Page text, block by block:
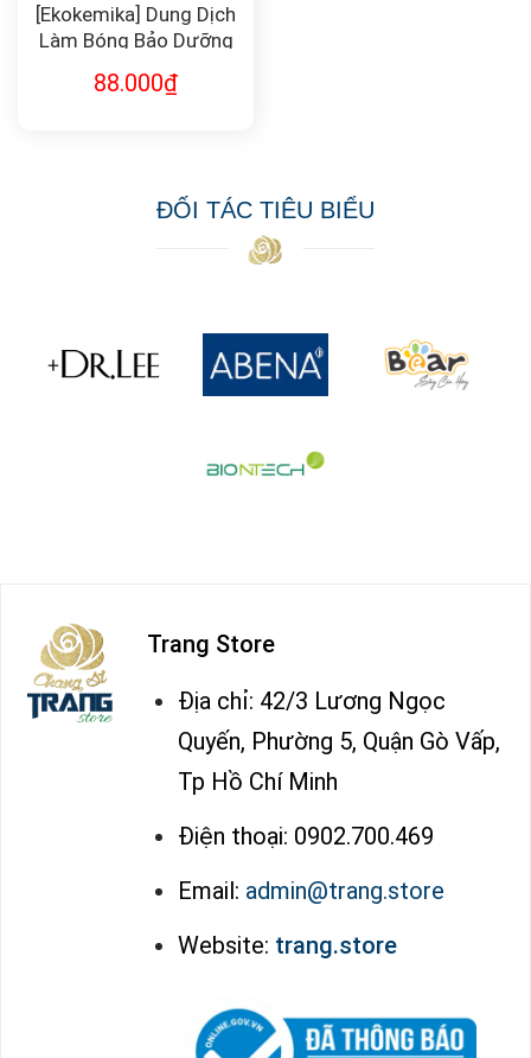
[Ekokemika] Dung Dịch
Làm Bóng Bảo Dưỡng
88.000₫
ĐỐI TÁC TIÊU BIỂU
Trang Store
Địa chỉ: 42/3 Lương Ngọc
Quyến, Phường 5, Quận Gò Vấp,
Tp Hồ Chí Minh
Điện thoại: 0902.700.469
Email: admin@trang.store
Website: trang.store